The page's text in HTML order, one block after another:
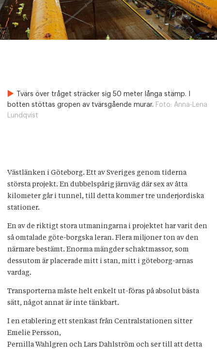
Tvärs över tråget sträcker sig 50 meter långa stämp. I
botten stöttas gropen av tvärsgående murar. Foto: Anna-Lena
Lundqvist
Västlänken i Göteborg. Ett av Sveriges genom tiderna
största projekt. En dubbelspårig järnväg där sex av åtta
kilometer går i tunnel, till detta kommer tre underjordiska
stationer.
En av de riktigt stora utmaningarna i projektet har varit den
så omtalade göte-borgska leran. Flera miljoner ton av den
närmare bestämt. Enorma mängder schaktmassor, som
dessutom är placerade mitt i stan, mitt i göteborg-arnas
vardag.
Transporterna måste helt enkelt ut-föras på absolut bästa
sätt, något annat är inte tänkbart.
I en etablering ett stenkast från Centralstationen sitter
Emelie Persson,
Pernilla Wahlgren och Lars Dahlström och ser till att detta